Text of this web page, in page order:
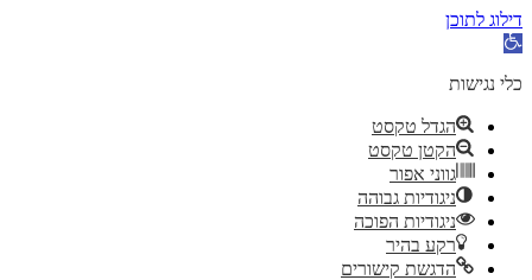
דילוג לתוכן
פתח
נגישות
כלי נגישות
הגדל טקסט
הקטן טקסט
גווני אפור
ניגודיות גבוהה
ניגודיות הפוכה
רקע בהיר
הדגשת קישורים